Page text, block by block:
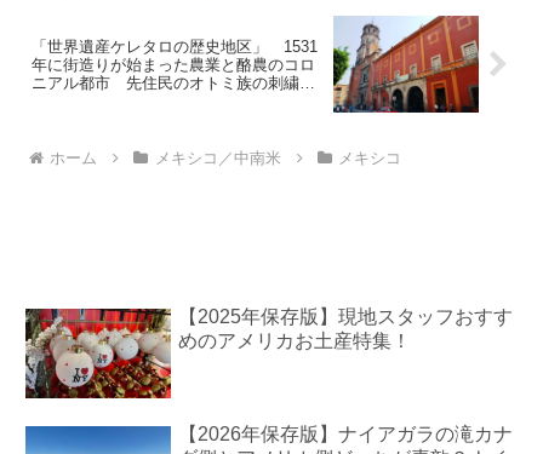
「世界遺産ケレタロの歴史地区」 1531
年に街造りが始まった農業と酪農のコロ
ニアル都市 先住民のオトミ族の刺繍の
ホーム メキシコ／中南米 メキシコ
【2025年保存版】現地スタッフおすす
めのアメリカお土産特集！
【2026年保存版】ナイアガラの滝カナ